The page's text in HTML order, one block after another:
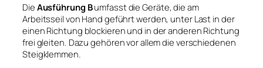
Die Ausführung Bumfasst die Geräte, die am
Arbeitsseil von Hand geführt werden, unter Last in der
einen Richtung blockieren und in der anderen Richtung
frei gleiten. Dazu gehören vor allem die verschiedenen
Steigklemmen.